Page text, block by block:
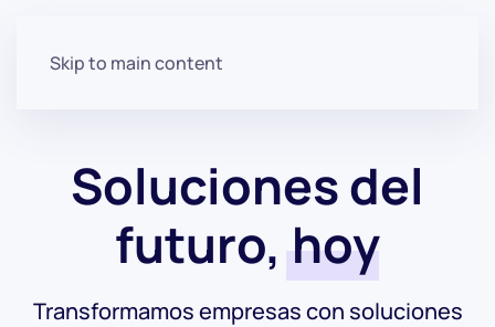
Skip to main content
Soluciones del
futuro,hoy
Transformamos empresas con soluciones